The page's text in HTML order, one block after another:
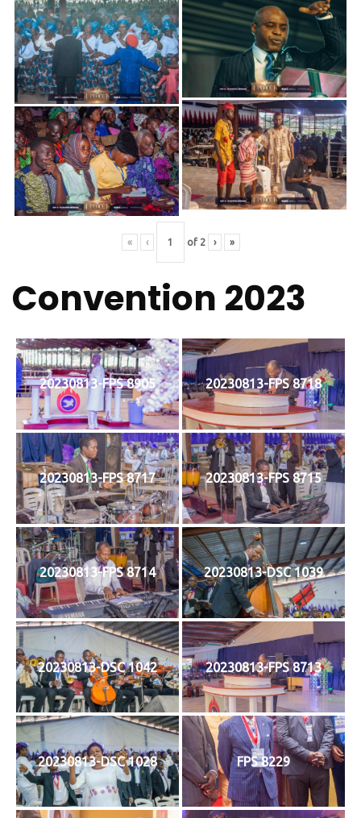
« ‹ of 2 › »
Convention 2023
20230813-FPS 8905 20230813-FPS 8718
20230813-FPS 8717 20230813-FPS 8715
20230813-FPS 8714 20230813-DSC 1039
20230813-DSC 1042 20230813-FPS 8713
20230813-DSC 1028 FPS 8229